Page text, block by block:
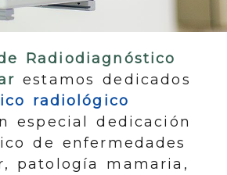
Radiodiagnóstico
estamos dedicados
radiológico
especial dedicación
de enfermedades
patología mamaria,